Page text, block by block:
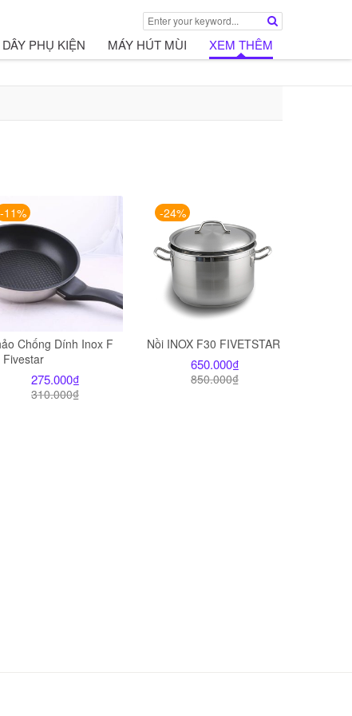
PHỤ KIỆN MÁY HÚT MÙI XEM THÊM
-11%
Chống Dính Inox F
Fivestar
310.000₫
275.000₫
-24%
Nồi INOX F30 FIVETSTAR
850.000₫
650.000₫